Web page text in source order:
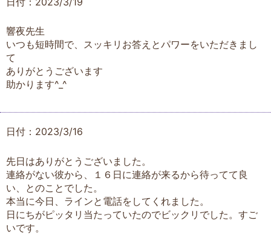
響夜先生
いつも短時間で、スッキリお答えとパワーをいただきまし
て
ありがとうございます
助かります^⁠_⁠^
日付：2023/3/16
先日はありがとうございました。
連絡がない彼から、１６日に連絡が来るから待ってて良
い、とのことでした。
本当に今日、ラインと電話をしてくれました。
日にちがピッタリ当たっていたのでビックリでした。すご
いです。